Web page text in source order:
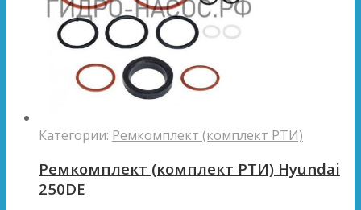
Категории: Ремкомплект (комплект РТИ)
Ремкомплект (комплект РТИ) Hyundai
250DE